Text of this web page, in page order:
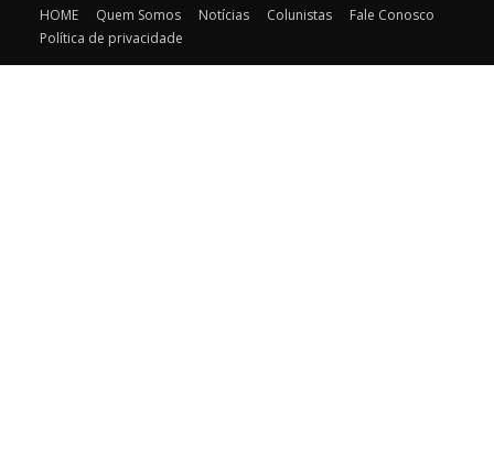
HOME Quem Somos Notícias Colunistas
Fale Conosco
Política de privacidade